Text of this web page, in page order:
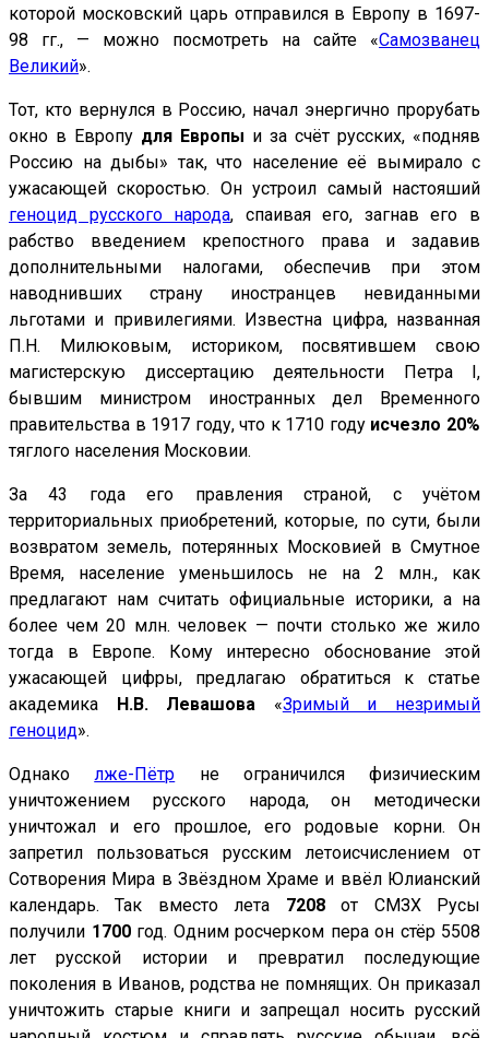
которой московский царь отправился в Европу в 1697-
98 гг., — можно посмотреть на сайте «Самозванец
Великий».
Тот, кто вернулся в Россию, начал энергично прорубать
окно в Европу для Европы и за счёт русских, «подняв
Россию на дыбы» так, что население её вымирало с
ужасающей скоростью. Он устроил самый настояший
геноцид русского народа, спаивая его, загнав его в
рабство введением крепостного права и задавив
дополнительными налогами, обеспечив при этом
наводнивших страну иностранцев невиданными
льготами и привилегиями. Известна цифра, названная
П.Н. Милюковым, историком, посвятившем свою
магистерскую диссертацию деятельности Петра I,
бывшим министром иностранных дел Временного
правительства в 1917 году, что к 1710 году исчезло 20%
тяглого населения Московии.
За 43 года его правления страной, с учётом
территориальных приобретений, которые, по сути, были
возвратом земель, потерянных Московией в Смутное
Время, население уменьшилось не на 2 млн., как
предлагают нам считать официальные историки, а на
более чем 20 млн. человек — почти столько же жило
тогда в Европе. Кому интересно обоснование этой
ужасающей цифры, предлагаю обратиться к статье
академика
Н.В. Левашова «Зримый и незримый
геноцид».
Однаколже-Пётр не ограничился физичиеским
уничтожением русского народа, он методически
уничтожал и его прошлое, его родовые корни. Он
запретил пользоваться русским летоисчислением от
Сотворения Мира в Звёздном Храме и ввёл Юлианский
календарь. Так вместо лета 7208от СМЗХ Русы
получили 1700год. Одним росчерком пера он стёр 5508
лет русской истории и превратил последующие
поколения в Иванов, родства не помнящих. Он приказал
уничтожить старые книги и запрещал носить русский